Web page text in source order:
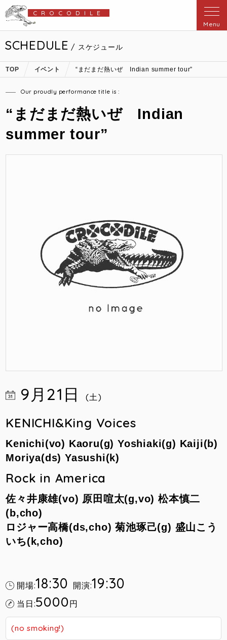
CROCODILE
Menu
SCHEDULE / スケジュール
TOP イベント “まだまだ熱いぜ Indian summer tour”
Our proudly performance title is :
“まだまだ熱いぜ Indian
summer tour”
9月21日 (土)
KENICHI&King Voices
Kenichi(vo) Kaoru(g) Yoshiaki(g) Kaiji(b)
Moriya(ds) Yasushi(k)
Rock in America
佐々井康雄(vo) 原田喧太(g,vo) 松本慎二
(b,cho)
ロジャー高橋(ds,cho) 菊池琢己(g) 盛山こう
いち(k,cho)
開場:18:30 開演:19:30
当日:5000円
(no smoking!)